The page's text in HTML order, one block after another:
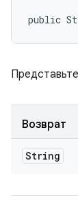
public
Возврат
String